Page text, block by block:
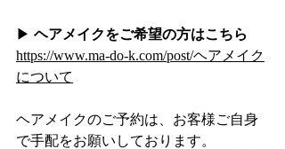
▶︎ ヘアメイクをご希望の方はこちら
https://www.ma-do-k.com/post/ヘアメイク
について
ヘアメイクのご予約は、お客様ご自身
で手配をお願いしております。